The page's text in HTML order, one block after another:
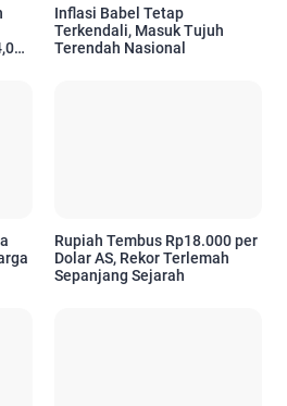
Inflasi Babel Tetap
Terkendali, Masuk Tujuh
Terendah Nasional
Rupiah Tembus Rp18.000 per
Dolar AS, Rekor Terlemah
Sepanjang Sejarah